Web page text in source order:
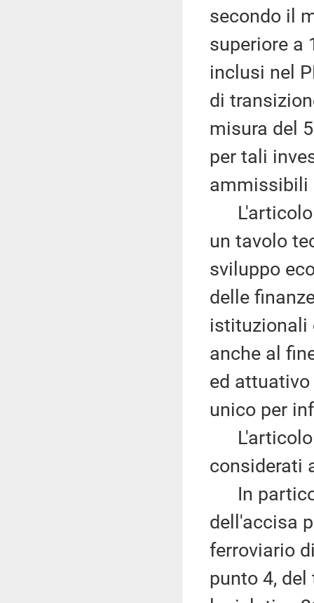
secondo il
superiore a
inclusi nel
di
misura del
per tali
ammissibili
L'articolo
un tavolo
sviluppo
delle
istituzionali
anche al
ed
unico per
L'articolo
considerati
In
dell'accisa
ferroviario
punto 4,